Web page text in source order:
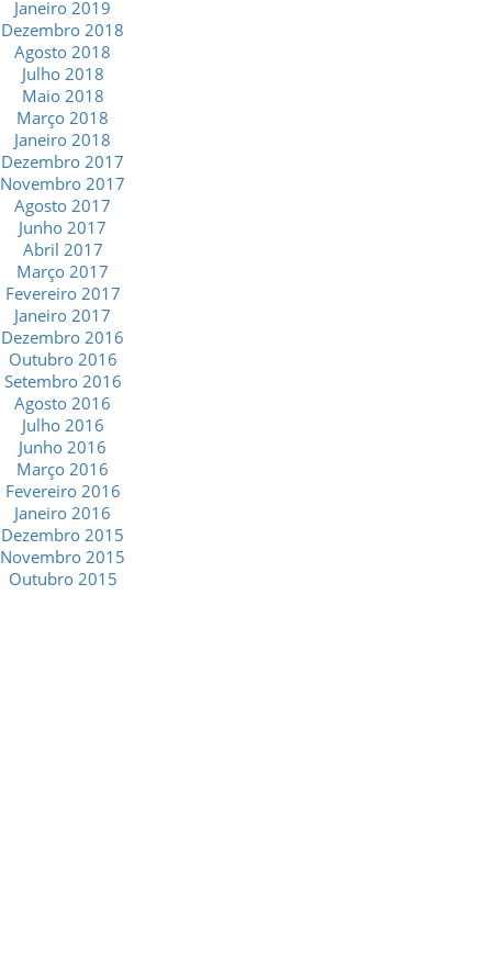
Janeiro 2019
Dezembro 2018
Agosto 2018
Julho 2018
Maio 2018
Março 2018
Janeiro 2018
Dezembro 2017
Novembro 2017
Agosto 2017
Junho 2017
Abril 2017
Março 2017
Fevereiro 2017
Janeiro 2017
Dezembro 2016
Outubro 2016
Setembro 2016
Agosto 2016
Julho 2016
Junho 2016
Março 2016
Fevereiro 2016
Janeiro 2016
Dezembro 2015
Novembro 2015
Outubro 2015